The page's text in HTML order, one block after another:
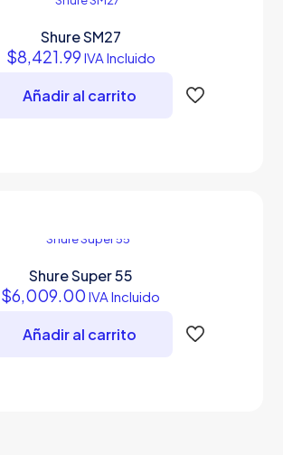
Shure SM27
$8,421.99 IVA Incluido
Añadir al carrito
Shure Super 55
$6,009.00 IVA Incluido
Añadir al carrito